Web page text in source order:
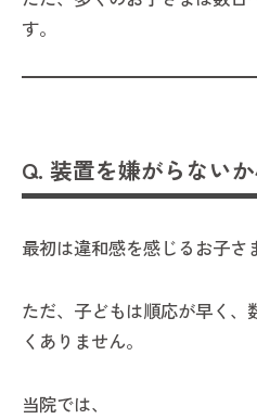
す。
Q. 装置を嫌がらない
最初は違和感を感じるお子さ
ただ、子どもは順応が早く、
くありません。
当院では、